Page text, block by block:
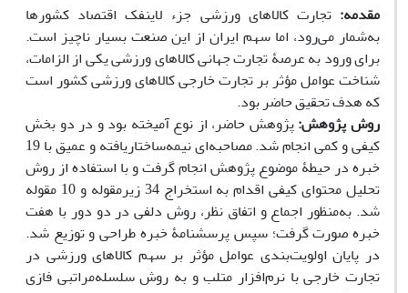
مقدمه: تجارت کالاهای ورزشی جزء لاینفک اقتصاد کشورها
به‌شمار می‌رود، اما سهم ایران از این صنعت بسیار ناچیز است.
برای ورود به عرصۀ تجارت جهانی کالاهای ورزشی یکی از الزامات،
شناخت عوامل مؤثر بر تجارت خارجی کالاهای ورزشی کشور است
که هدف تحقیق حاضر بود.
روش پژوهش:پژوهش حاضر، از نوع آمیخته بود و در دو بخش
کیفی و کمی انجام شد. مصاحبه‌ای نیمه‌ساختاریافته و عمیق با 19
خبره در حیطۀ موضوع پژوهش انجام گرفت و با استفاده از روش
تحلیل محتوای کیفی اقدام به استخراج 34 زیرمقوله و 10 مقوله
شد. به‌منظور اجماع و اتفاق نظر، روش دلفی در دو دور با هفت
خبره صورت گرفت؛ سپس پرسشنامۀ خبره طراحی و توزیع شد.
در پایان اولویت‌بندی عوامل مؤثر بر سهم کالاهای ورزشی در
تجارت خارجی با نرم‌افزار متلب و به روش سلسله‌مراتبی فازی